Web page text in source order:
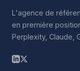
L'agence de
en première
Perplexity, Claude,